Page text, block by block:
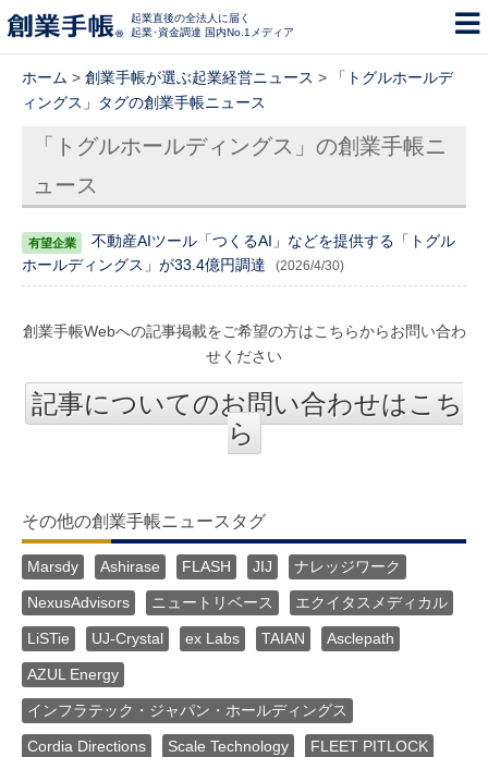
起業直後の全法人に届く
起業･資金調達 国内No.1メディア
ホーム > 創業手帳が選ぶ起業経営ニュース >
「トグルホールデ
ィングス」タグの創業手帳ニュース
「トグルホールディングス」の創業手帳ニ
ュース
不動産AIツール「つくるAI」などを提供する「トグル
ホールディングス」が33.4億円調達
(2026/4/30)
創業手帳Webへの記事掲載をご希望の方はこちらからお問い合わ
せください
記事についてのお問い合わせはこち
ら
その他の創業手帳ニュースタグ
Marsdy Ashirase FLASH JIJ ナレッジワーク
NexusAdvisors ニュートリベース エクイタスメディカル
LiSTie UJ-Crystal ex Labs TAIAN Asclepath
AZUL Energy
インフラテック・ジャパン・ホールディングス
Cordia Directions Scale Technology FLEET PITLOCK